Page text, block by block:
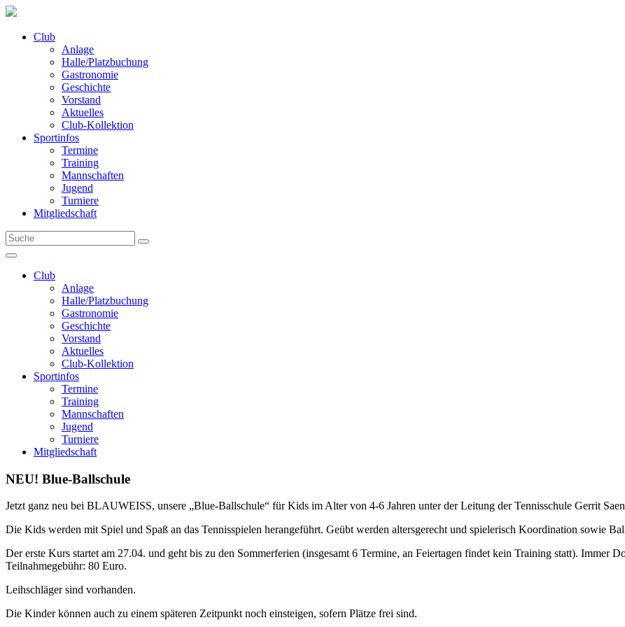
Club
Anlage
Halle/Platzbuchung
Gastronomie
Geschichte
Vorstand
Aktuelles
Club-Kollektion
Sportinfos
Termine
Training
Mannschaften
Jugend
Turniere
Mitgliedschaft
Club
Anlage
Halle/Platzbuchung
Gastronomie
Geschichte
Vorstand
Aktuelles
Club-Kollektion
Sportinfos
Termine
Training
Mannschaften
Jugend
Turniere
Mitgliedschaft
NEU! Blue-Ballschule
Jetzt ganz neu bei BLAUWEISS, unsere „Blue-Ballschule“ für Kids im Alter von 4-6 Jahren unter der Leitung der Tennisschule Gerrit
Die Kids werden mit Spiel und Spaß an das Tennisspielen herangeführt. Geübt werden altersgerecht und spielerisch Koordination sowie
Der erste Kurs startet am 27.04. und geht bis zu den Sommerferien (insgesamt 6 Termine, an Feiertagen findet kein Training statt). Immer
Teilnahmegebühr: 80 Euro.
Leihschläger sind vorhanden.
Die Kinder können auch zu einem späteren Zeitpunkt noch einsteigen, sofern Plätze frei sind.